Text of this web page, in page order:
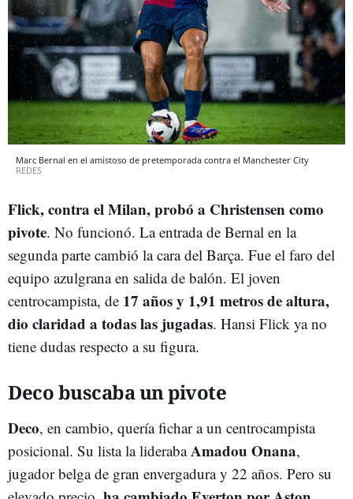
Marc Bernal en el amistoso de pretemporada contra el Manchester City
REDES
Flick, contra el Milan, probó a Christensen como
pivote. No funcionó. La entrada de Bernal en la
segunda parte cambió la cara del Barça. Fue el faro del
equipo azulgrana en salida de balón. El joven
centrocampista, de 17 años y 1,91 metros de altura,
dio claridad a todas las jugadas. Hansi Flick ya no
tiene dudas respecto a su figura.
Deco buscaba un pivote
Deco, en cambio, quería fichar a un centrocampista
posicional. Su lista la liderabaAmadou Onana,
jugador belga de gran envergadura y 22 años. Pero su